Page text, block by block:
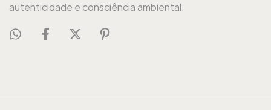
autenticidade e consciência ambiental.